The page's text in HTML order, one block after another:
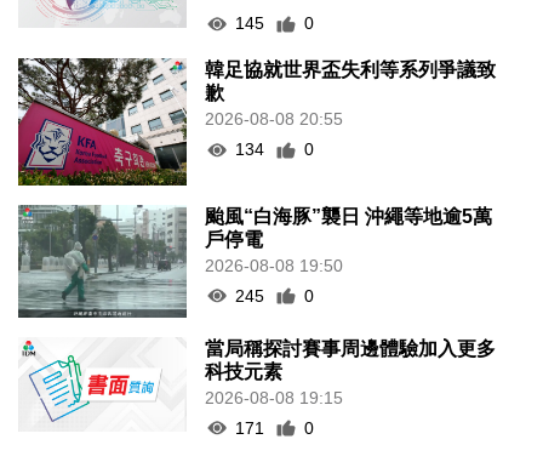
145
0
韓足協就世界盃失利等系列爭議致
歉
2026-08-08 20:55
134
0
颱風“白海豚”襲日 沖繩等地逾5萬
戶停電
2026-08-08 19:50
245
0
當局稱探討賽事周邊體驗加入更多
科技元素
2026-08-08 19:15
171
0